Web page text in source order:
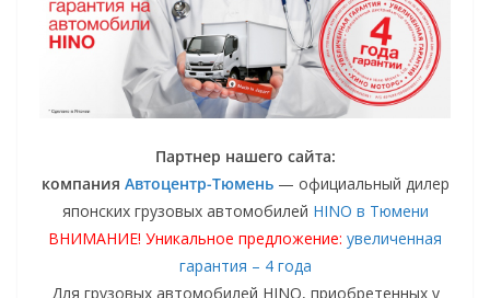
Партнер нашего сайта:
компания Автоцентр-Тюмень— официальный дилер
японских грузовых автомобилей HINO в Тюмени
ВНИМАНИЕ! Уникальное предложение: увеличенная
гарантия – 4 года
Для грузовых автомобилей HINO, приобретенных у